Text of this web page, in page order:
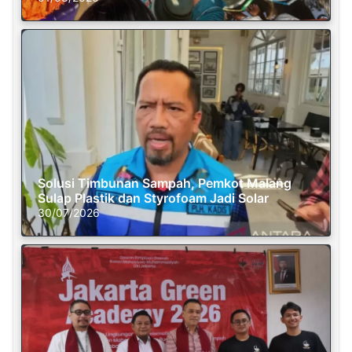
Solusi Timbunan Sampah, Pemkot Malang
Sulap Plastik dan Styrofoam Jadi Solar
30/07/2026